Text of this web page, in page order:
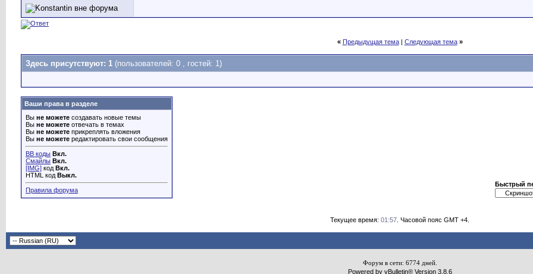
« Предыдущая тема| Следующая тема »
Здесь присутствуют: 1 (пользователей: 0 , гостей: 1)
Ваши права в разделе
Вы не можете создавать новые темы
Вы не можете отвечать в темах
Вы не можете прикреплять вложения
Вы не можете редактировать свои сообщения
BB коды Вкл.
Смайлы Вкл.
[IMG] код Вкл.
HTML код Выкл.
Правила форума
Быстрый
Текущее время: 01:57 . Часовой пояс GMT +4.
Форум в сети: 6774 дней.
Powered by vBulletin® Version 3.8.6